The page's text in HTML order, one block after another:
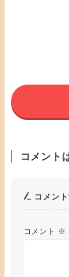
コメント
コメン
コメント ※